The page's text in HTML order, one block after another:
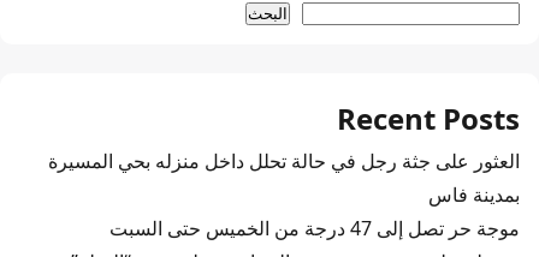
البحث
Recent Posts
العثور على جثة رجل في حالة تحلل داخل منزله بحي المسيرة
بمدينة فاس
موجة حر تصل إلى 47 درجة من الخميس حتى السبت